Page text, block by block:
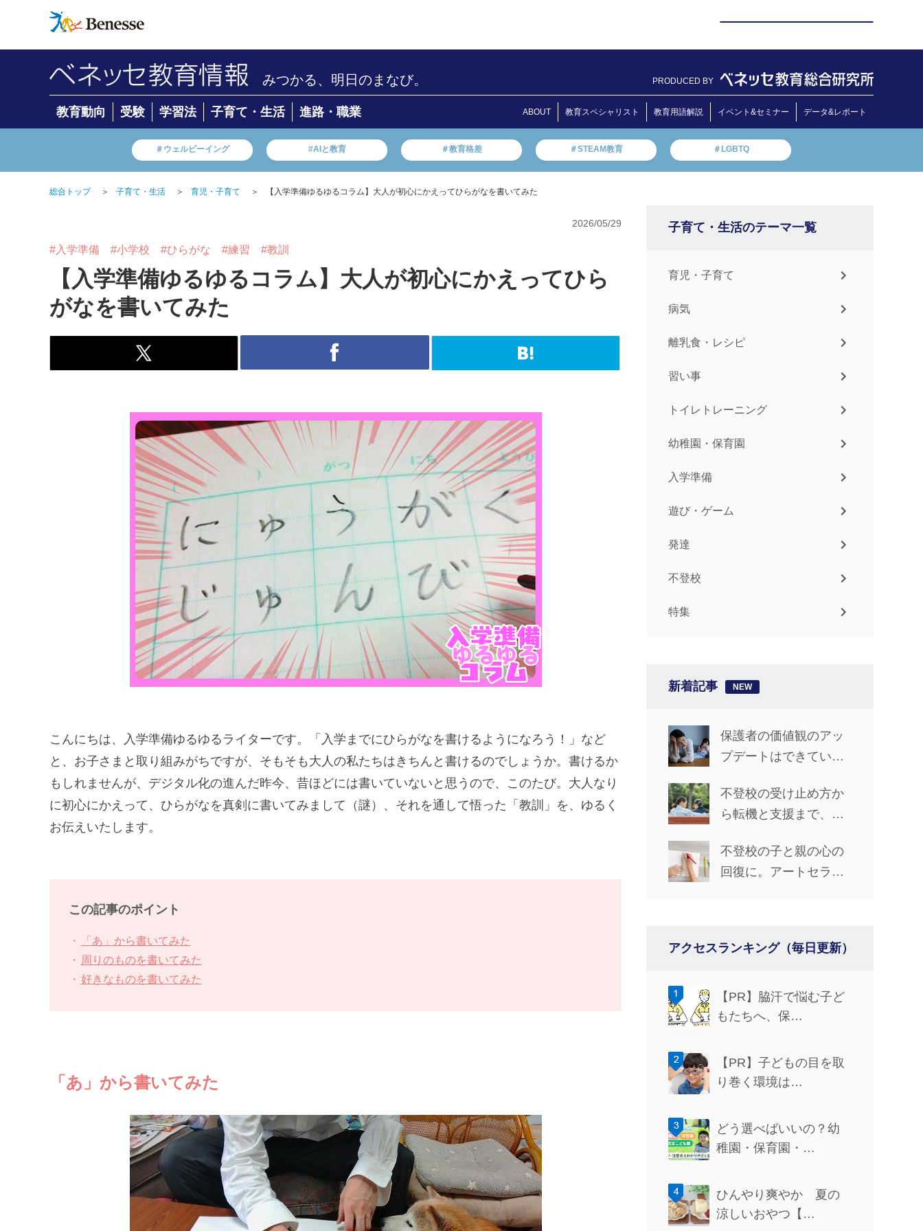
みつかる、明日のまなび。 PRODUCED BY
教育動向 受験 学習法 子育て・生活 進路・職業 ABOUT 教育スペシャリスト 教育用語解説 イベント&セミナー データ&レポート
＃ウェルビーイング #AIと教育 ＃教育格差 ＃STEAM教育 ＃LGBTQ
総合トップ ＞ 子育て・生活 ＞ 育児・子育て ＞ 【入学準備ゆるゆるコラム】大人が初心にかえってひらがなを書いてみた
2026/05/29
#入学準備 #小学校 #ひらがな #練習 #教訓
【入学準備ゆるゆるコラム】大人が初心にかえってひら
がなを書いてみた
こんにちは、入学準備ゆるゆるライターです。「入学までにひらがなを書けるようになろう！」など
と、お子さまと取り組みがちですが、そもそも大人の私たちはきちんと書けるのでしょうか。書けるか
もしれませんが、デジタル化の進んだ昨今、昔ほどには書いていないと思うので、このたび。大人なり
に初心にかえって、ひらがなを真剣に書いてみまして（謎）、それを通して悟った「教訓」を、ゆるく
お伝えいたします。
この記事のポイント
「あ」から書いてみた
周りのものを書いてみた
好きなものを書いてみた
「あ」から書いてみた
子育て・生活のテーマ一覧
育児・子育て
病気
離乳食・レシピ
習い事
トイレトレーニング
幼稚園・保育園
入学準備
遊び・ゲーム
発達
不登校
特集
新着記事
保護者の価値観のアッ
プデートはできてい
登校ライフ」カウンセ
リングルーム #14】
不登校の受け止め方か
ら転機と支援まで、親
輩保護者に聞くリアル
な歩み_前編】
不登校の子と親の心の
回復に。アートセラピ
アクセスランキング（毎日更新）
【PR】脇汗で悩む子ど
もたちへ、保…
【PR】子どもの目を取
り巻く環境は…
どう選べばいいの？幼
稚園・保育園・…
ひんやり爽やか 夏の
涼しいおやつ【…